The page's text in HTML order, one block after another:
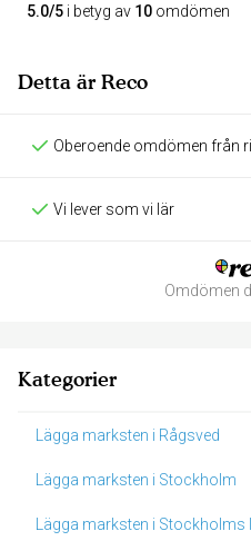
5.0/5 i betyg av 10 omdömen
Detta är Reco
Oberoende omdömen från
Vi lever som vi lär
Omdömen
Kategorier
Lägga marksten i Rågsved
Lägga marksten i Stockholm
Lägga marksten i Stockholms